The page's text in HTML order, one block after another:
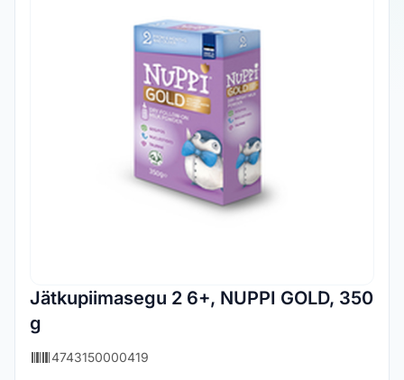
Jätkupiimasegu 2 6+, NUPPI GOLD, 350
g
4743150000419